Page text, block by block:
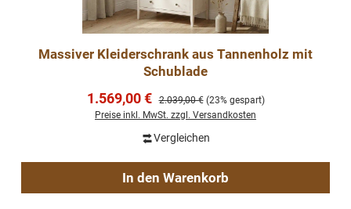
Massiver Kleiderschrank aus Tannenholz mit
Schublade
Verkaufspreis:
1.569,00 € Regulärer Preis:
2.039,00 € (23% gespart)
Preise inkl. MwSt. zzgl. Versandkosten
Vergleichen
In den Warenkorb